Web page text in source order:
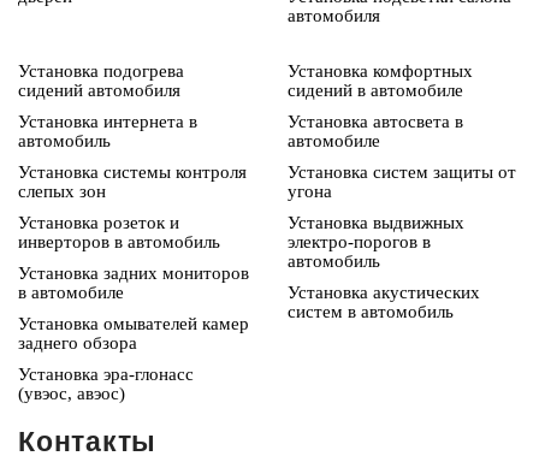
автомобиля
Установка подогрева
сидений автомобиля
Установка интернета в
автомобиль
Установка системы контроля
слепых зон
Установка розеток и
инверторов в автомобиль
Установка задних мониторов
в автомобиле
Установка омывателей камер
заднего обзора
Установка эра-глонасс
(увэос, авэос)
Установка комфортных
сидений в автомобиле
Установка автосвета в
автомобиле
Установка систем защиты от
угона
Установка выдвижных
электро-порогов в
автомобиль
Установка акустических
систем в автомобиль
Контакты